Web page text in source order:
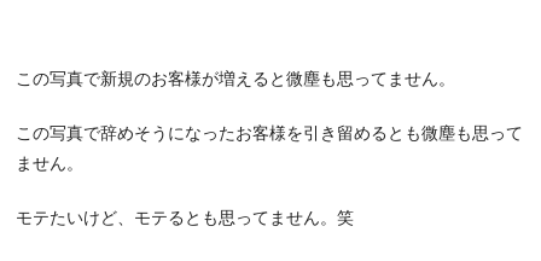
この写真で新規のお客様が増えると微塵も思ってません。
この写真で辞めそうになったお客様を引き留めるとも微塵も思って
ません。
モテたいけど、モテるとも思ってません。笑